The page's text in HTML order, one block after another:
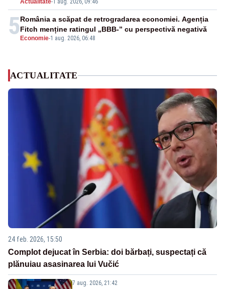
Actualitate- 1 aug. 2026, 09:46
5 Economie-1 aug. 2026, 06:48
România a scăpat de retrogradarea economiei. Agenția
Fitch menține ratingul „BBB-” cu perspectivă negativă
ACTUALITATE
24 feb. 2026, 15:50
Complot dejucat în Serbia: doi bărbați, suspectați că
plănuiau asasinarea lui Vučić
7 aug. 2026, 21:42